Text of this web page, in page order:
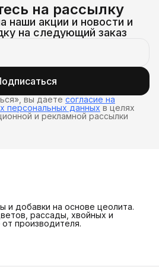
на рассылку
наши акции и новости и
на следующий заказ
вы даете согласие на
персональных данных в целях
и рекламной рассылки
и добавки на основе цеолита.
рассады, хвойных и
производителя.